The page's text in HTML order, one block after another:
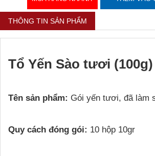
THÔNG TIN SẢN PHẨM
Tổ Yến Sào tươi (100g)
Tên sản phẩm: Gói yến tươi, đã làm
Quy cách đóng gói: 10 hộp 10gr